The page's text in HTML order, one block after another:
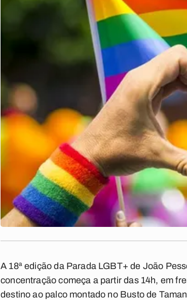
A 18ª edição da Parada LGBT+ de João
concentração começa a partir das 14h, em
destino ao palco montado no Busto de